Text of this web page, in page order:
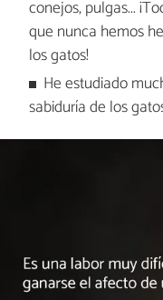
conejos, pulgas...
que nunca hemos
los gatos!
He estudiado
sabiduría de los